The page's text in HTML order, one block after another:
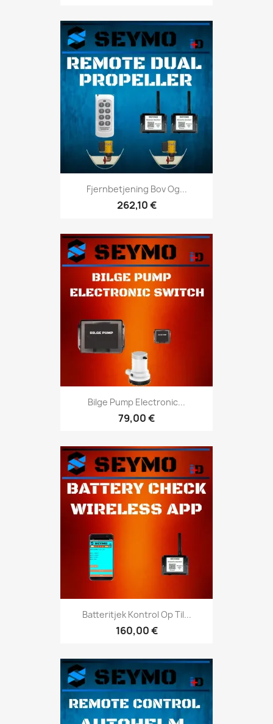
Fjernbetjening Bov Og...
262,10 €
Bilge Pump Electronic...
79,00 €
Batteritjek Kontrol Op Til...
160,00 €